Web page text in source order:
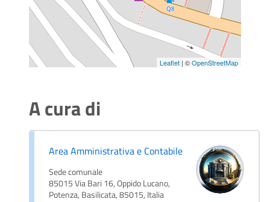
Leaflet | ©OpenStreetMap
A cura di
Area Amministrativa e Contabile
Sede comunale
85015 Via Bari 16, Oppido Lucano,
Potenza, Basilicata, 85015, Italia